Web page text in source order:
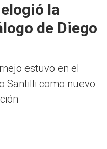
la
de Diego
estuvo en el
Santilli como nuevo